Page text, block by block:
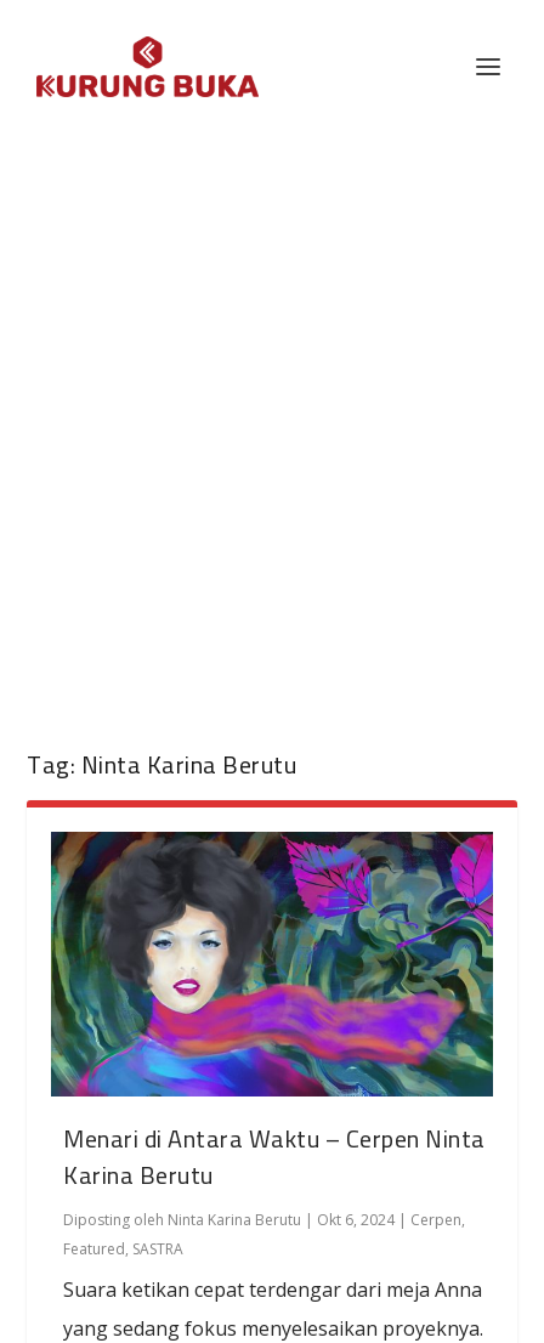
Tag: Ninta Karina Berutu
Menari di Antara Waktu – Cerpen Ninta
Karina Berutu
Diposting oleh Ninta Karina Berutu | Okt 6, 2024| Cerpen,
Featured, SASTRA
Suara ketikan cepat terdengar dari meja Anna
yang sedang fokus menyelesaikan proyeknya.